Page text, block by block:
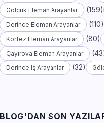
Gölcük Eleman Arayanlar (159)
Derince Eleman Arayanlar (110)
Körfez Eleman Arayanlar (80)
Çayırova Eleman Arayanlar (43)
Derince İş Arayanlar (32)
BLOG'DAN SON